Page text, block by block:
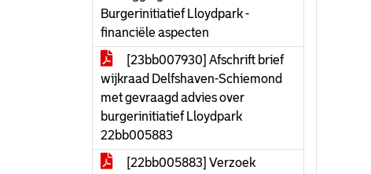
Burgerinitiatief Lloydpark -
financiële aspecten
[23bb007930] Afschrift brief
wijkraad Delfshaven-Schiemond
met gevraagd advies over
burgerinitiatief Lloydpark
22bb005883
[22bb005883] Verzoek